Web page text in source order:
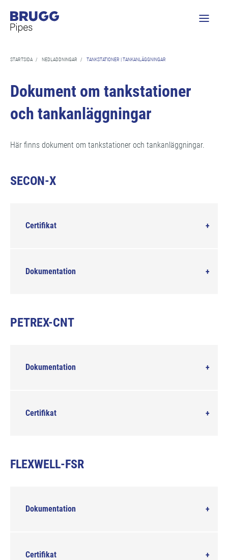
STARTSIDA / NEDLADDNINGAR / TANKSTATIONER | TANKANLÄGGNINGAR
Dokument om tankstationer
och tankanläggningar
Här finns dokument om tankstationer och tankanläggningar.
SECON-X
Certifikat
Dokumentation
PETREX-CNT
Dokumentation
Certifikat
FLEXWELL-FSR
Dokumentation
Certifikat